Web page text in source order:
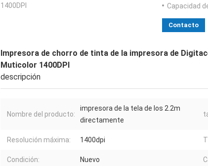
1400DPI
Capacidad
Contacto
Impresora de chorro de tinta de la impresora de
Muticolor 1400DPI
descripción
Nombre del producto:
impresora de la tela de los 2.2m
directamente
Resolución máxima: 1400dpi
Condición: Nuevo